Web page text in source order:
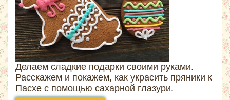
Делаем сладкие подарки своими руками.
Расскажем и покажем, как украсить пряники к
Пасхе с помощью сахарной глазури.